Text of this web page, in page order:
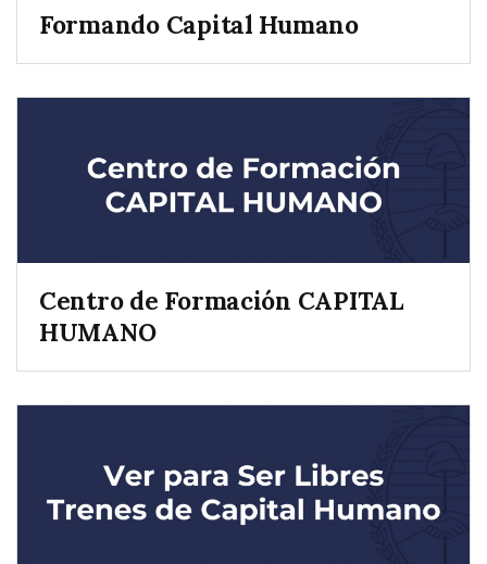
Formando Capital Humano
Centro de Formación CAPITAL
HUMANO